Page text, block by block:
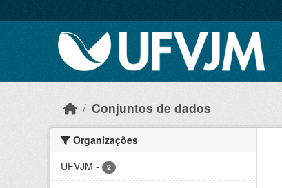
Conjuntos de dados
Organizações
UFVJM - 2